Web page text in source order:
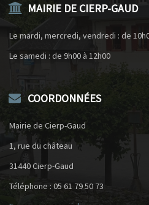
MAIRIE DE CIERP-GAUD
Le mardi, mercredi, vendredi : de
Le samedi : de 9h00 à 12h00
COORDONNÉES
Mairie de Cierp-Gaud
1, rue du château
31440 Cierp-Gaud
Téléphone : 05 61 79 50 73